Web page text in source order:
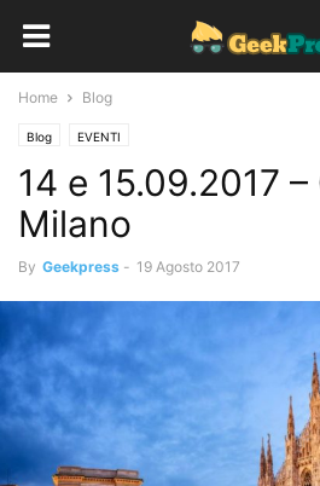
Home Blog
Blog EVENTI
14 e 15.09.2017
Milano
By Geekpress - 19 Agosto 2017